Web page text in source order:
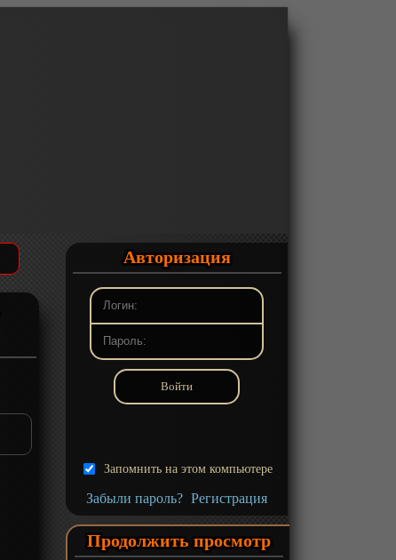
Авторизация
Запомнить на этом компьютере
Забыли пароль? Регистрация
Продолжить просмотр